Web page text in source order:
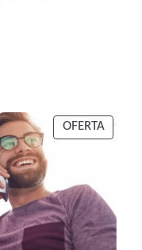
OFERTA
EN